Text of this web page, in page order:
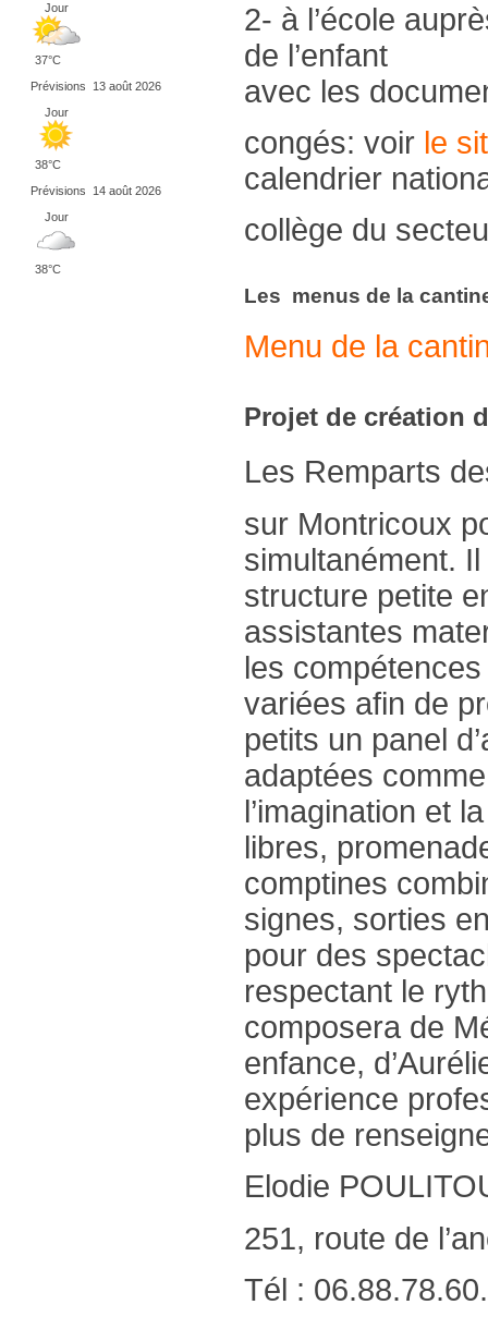
Jour
37°C
Prévisions
13 août 2026
Jour
38°C
Prévisions
14 août 2026
Jour
38°C
2- à l’école
de l’enfant
avec les
congés: voir le
calendrier
collège du
Les menus de la
Menu de la
Projet de création
Les Remparts
sur Montricoux
simultanément. Il
structure petite
assistantes
les
variées afin de
petits un panel
adaptées
l’imagination et
libres,
comptines
signes, sorties
pour des
respectant le
composera de
enfance,
expérience
plus de
Elodie
251, route de
Tél :